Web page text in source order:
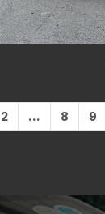
2 ... 8 9